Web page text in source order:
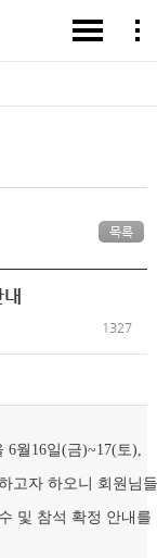
목록
1327
6월 16일(금)~17(토
고자 하오니 회원님
및 참석 확정 안내